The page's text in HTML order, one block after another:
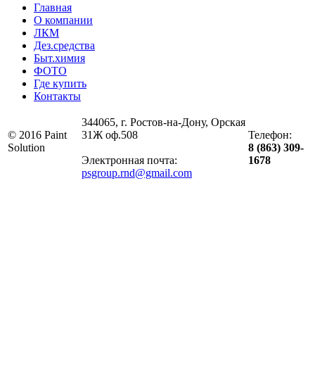
Главная
О компании
ЛКМ
Дез.средства
Быт.химия
ФОТО
Где купить
Контакты
© 2016 Paint
Solution
344065, г. Ростов-на-Дону, Орская
31Ж оф.508
Электронная почта:
psgroup.rnd@gmail.com
Телефон:
8 (863) 309-
1678